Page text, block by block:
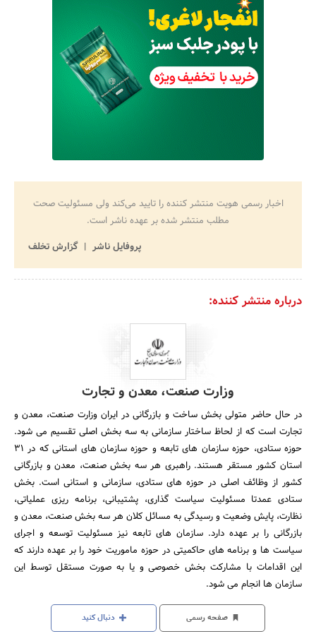
اخبار رسمی هویت منتشر کننده را تایید می‌کند ولی مسئولیت صحت
مطلب منتشر شده بر عهده ناشر است.
پروفایل ناشر
گزارش تخلف
درباره منتشر کننده:
وزارت صنعت، معدن و تجارت
در حال حاضر متولی بخش ساخت و بازرگانی در ایران وزارت صنعت، معدن و
تجارت است که از لحاظ ساختار سازمانی به سه بخش اصلی تقسیم می شود.
حوزه ستادی، حوزه سازمان های تابعه و حوزه سازمان های استانی که در 31
استان کشور مستقر هستند. راهبری هر سه بخش صنعت، معدن و بازرگانی
کشور از وظائف اصلی در حوزه های ستادی، سازمانی و استانی است. بخش
ستادی عمدتا مسئولیت سیاست گذاری، پشتیبانی، برنامه ریزی عملیاتی،
نظارت، پایش وضعیت و رسیدگی به مسائل کلان هر سه بخش صنعت، معدن و
بازرگانی را بر عهده دارد. سازمان های تابعه نیز مسئولیت توسعه و اجرای
سیاست ها و برنامه های حاکمیتی در حوزه ماموریت خود را بر عهده دارند که
این اقدامات با مشارکت بخش خصوصی و یا به صورت مستقل توسط این
سازمان ها انجام می شود.
صفحه رسمی دنبال کنید